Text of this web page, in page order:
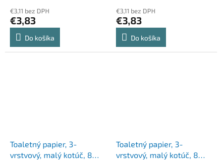
€3,11 bez DPH
€3,83
Do košíka
€3,11 bez DPH
€3,83
Do košíka
Toaletný papier, 3-
vrstvový, malý kotúč, 8
Toaletný papier, 3-
vrstvový, malý kotúč, 8